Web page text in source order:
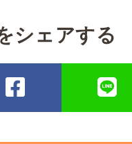
シェアする